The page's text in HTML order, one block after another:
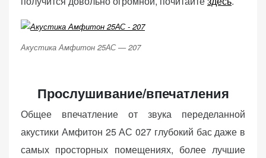
Акустика Амфитон 25АС — 207
Прослушивание/впечатления
Общее впечатление от звука переделанной
акустики Амфитон 25 АС 027 глубокий бас даже в
самых просторных помещениях, более лучшие